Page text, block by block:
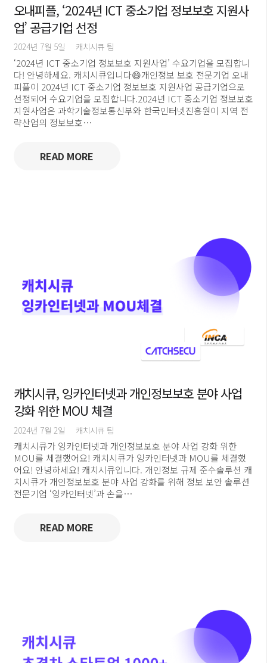
오내피플, ‘2024년 ICT 중소기업 정보보호 지원사
업’ 공급기업 선정
2024년 7월 5일 캐치시큐 팀
‘2024년 ICT 중소기업 정보보호 지원사업’ 수요기업을 모집합니
다! 안녕하세요. 캐치시큐입니다😄개인정보 보호 전문기업 오내
피플이 2024년 ICT 중소기업 정보보호 지원사업 공급기업으로
선정되어 수요기업을 모집합니다.2024년 ICT 중소기업 정보보호
지원사업은 과학기술정보통신부와 한국인터넷진흥원이 지역 전
략산업의 정보보호…
READ MORE
캐치시큐, 잉카인터넷과 개인정보보호 분야 사업
강화 위한 MOU 체결
2024년 7월 2일 캐치시큐 팀
캐치시큐가 잉카인터넷과 개인정보보호 분야 사업 강화 위한
MOU를 체결했어요! 캐치시큐가 잉카인터넷과 MOU를 체결했
어요! 안녕하세요! 캐치시큐입니다. 개인정보 규제 준수솔루션 캐
치시큐가 개인정보보호 분야 사업 강화를 위해 정보 보안 솔루션
전문기업 ‘잉카인터넷’과 손을…
READ MORE